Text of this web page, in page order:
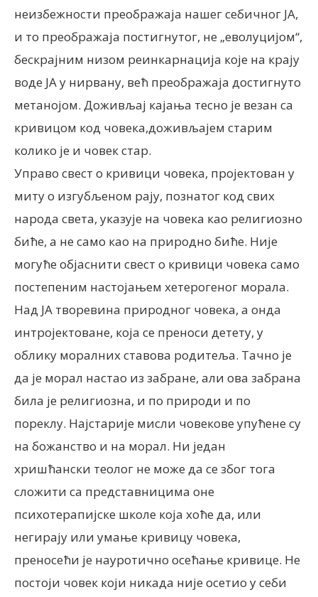
неизбежности преображаја нашег себичног ЈА,
и то преображаја постигнутог, не „еволуцијом“,
бескрајним низом реинкарнација које на крају
воде ЈА у нирвану, већ преображаја достигнуто
метанојом. Доживљај кајања тесно је везан са
кривицом код човека,доживљајем старим
колико је и човек стар.
Управо свест о кривици човека, пројектован у
миту о изгубљеном рају, познатог код свих
народа света, указује на човека као религиозно
биће, а не само као на природно биће. Није
могуће објаснити свест о кривици човека само
постепеним настојањем хетерогеног морала.
Над ЈА творевина природног човека, а онда
интројектоване, која се преноси детету, у
облику моралних ставова родитеља. Тачно је
да је морал настао из забране, али ова забрана
била је религиозна, и по природи и по
пореклу. Најстарије мисли човекове упућене су
на божанство и на морал. Ни један
хришћански теолог не може да се због тога
сложити са представницима оне
психотерапијске школе која хоће да, или
негирају или умање кривицу човека,
преносећи је науротично осећање кривице. Не
постоји човек који никада није осетио у себи